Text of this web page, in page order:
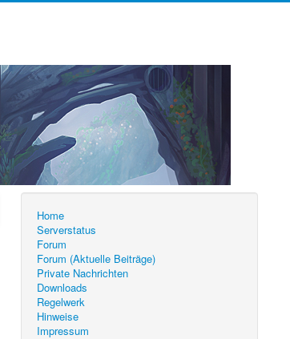
Home
Serverstatus
Forum
Forum (Aktuelle Beiträge)
Private Nachrichten
Downloads
Regelwerk
Hinweise
Impressum